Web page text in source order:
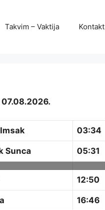
Takvim – Vaktija Kontakt
03:34
Sunca 05:31
12:50
16:46